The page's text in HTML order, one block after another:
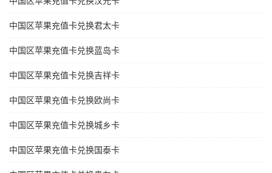
中国区苹果充值卡兑换君太卡
中国区苹果充值卡兑换蓝岛卡
中国区苹果充值卡兑换吉祥卡
中国区苹果充值卡兑换欧尚卡
中国区苹果充值卡兑换城乡卡
中国区苹果充值卡兑换国泰卡